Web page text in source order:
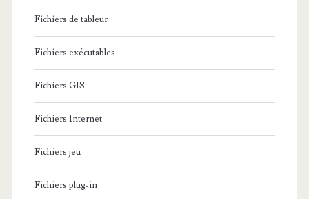
Fichiers de tableur
Fichiers exécutables
Fichiers GIS
Fichiers Internet
Fichiers jeu
Fichiers plug-in